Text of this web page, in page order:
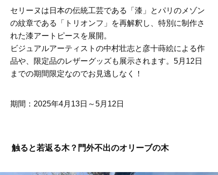
セリーヌは日本の伝統工芸である「漆」とパリのメゾン
の紋章である「トリオンフ」を再解釈し、特別に制作さ
れた漆アートピースを展開。
ビジュアルアーティストの中村壮志と彦十蒔絵による作
品や、限定品のレザーグッズも展示されます。5月12日
までの期間限定なのでお見逃しなく！
期間：2025年4月13日～5月12日
触ると若返る木？門外不出のオリーブの木